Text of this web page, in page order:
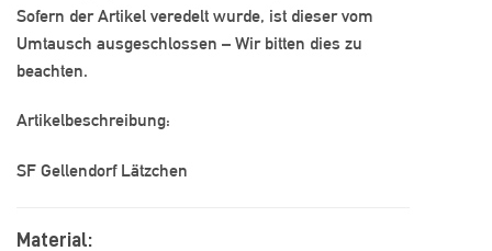
Sofern der Artikel veredelt wurde, ist dieser vom
Umtausch ausgeschlossen – Wir bitten dies zu
beachten.
Artikelbeschreibung:
SF Gellendorf Lätzchen
Material: